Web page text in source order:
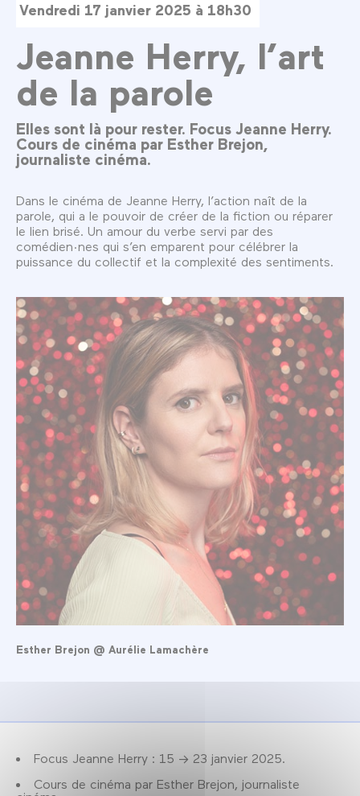
Vendredi 17 janvier 2025 à 18h30
Jeanne Herry, l’art
de la parole
Elles sont là pour rester. Focus Jeanne Herry.
Cours de cinéma par Esther Brejon,
journaliste cinéma.
Dans le cinéma de Jeanne Herry, l’action naît de la
parole, qui a le pouvoir de créer de la fiction ou réparer
le lien brisé. Un amour du verbe servi par des
comédien·nes qui s’en emparent pour célébrer la
puissance du collectif et la complexité des sentiments.
Esther Brejon @ Aurélie Lamachère
Focus Jeanne Herry : 15 → 23 janvier 2025.
Cours de cinéma par Esther Brejon, journaliste